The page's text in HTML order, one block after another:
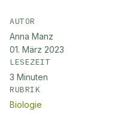
AUTOR
Anna Manz
01. März 2023
LESEZEIT
3 Minuten
RUBRIK
Biologie